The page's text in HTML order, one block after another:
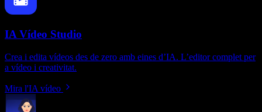
IA Vídeo Studio
Crea i edita vídeos des de zero amb eines d’IA. L’editor complet per
a vídeo i creativitat.
Mira l'IA vídeo